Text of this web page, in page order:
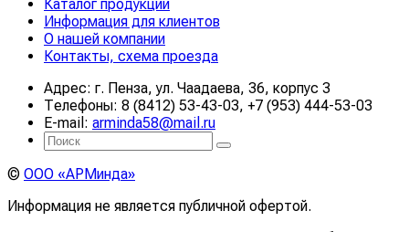
Каталог продукции
Информация для клиентов
О нашей компании
Контакты, схема проезда
Адрес: г. Пенза, ул. Чаадаева, 36, корпус 3
Телефоны: 8 (8412) 53-43-03, +7 (953) 444-53-03
E-mail: arminda58@mail.ru
© ООО «АРМинда»
Информация не является публичной офертой.